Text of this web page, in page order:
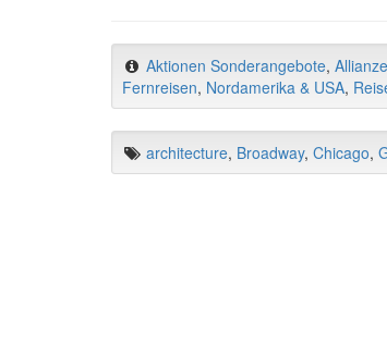
Aktionen Sonderangebote,
Fernreisen, Nordamerika & USA,
architecture, Broadway, Chicago,